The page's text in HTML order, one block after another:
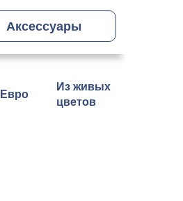
Евро
Из живых
цветов
Аксессуары